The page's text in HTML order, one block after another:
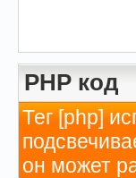
PHP код
Тег [php]
он может